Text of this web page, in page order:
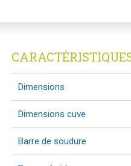
Dimensions
Dimensions cuve
Barre de soudure